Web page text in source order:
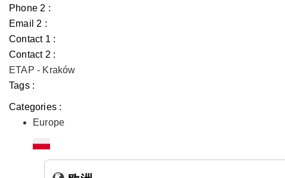
Phone 2 :
Email 2 :
Contact 1 :
Contact 2 :
ETAP - Kraków
Tags :
Categories :
Europe